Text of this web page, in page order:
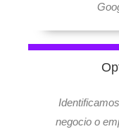
s
negocio o